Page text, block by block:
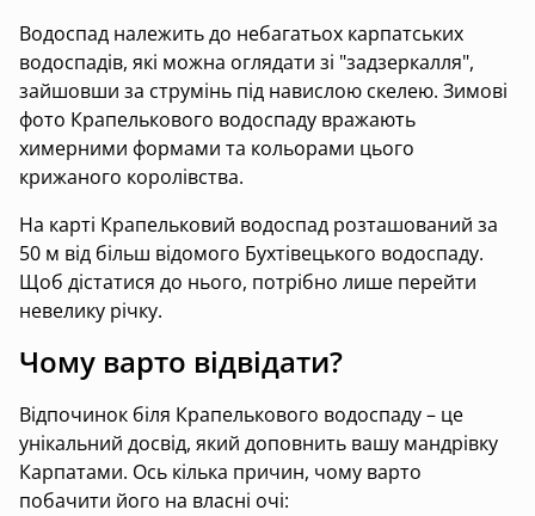
Водоспад належить до небагатьох карпатських
водоспадів, які можна оглядати зі "задзеркалля",
зайшовши за струмінь під навислою скелею. Зимові
фото Крапелькового водоспаду вражають
химерними формами та кольорами цього
крижаного королівства.
На карті Крапельковий водоспад розташований за
50 м від більш відомого Бухтівецького водоспаду.
Щоб дістатися до нього, потрібно лише перейти
невелику річку.
Чому варто відвідати?
Відпочинок біля Крапелькового водоспаду – це
унікальний досвід, який доповнить вашу мандрівку
Карпатами. Ось кілька причин, чому варто
побачити його на власні очі: